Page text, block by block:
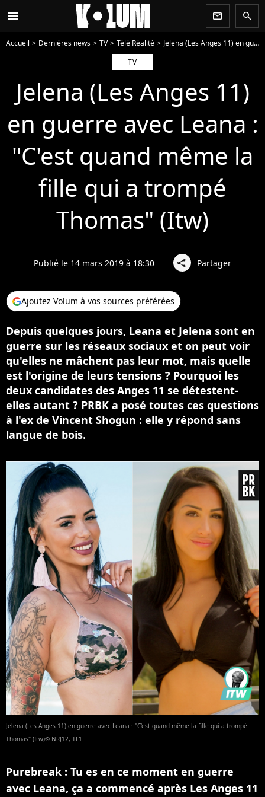
menu newsletter search
Accueil Dernières news TV Télé Réalité
Jelena (Les Anges 11) en guerre avec Leana : "C'est quand même la fille qui a trompé Thomas" (Itw)
TV
Jelena (Les Anges 11)
en guerre avec Leana :
"C'est quand même la
fille qui a trompé
Thomas" (Itw)
Publié le 14 mars 2019 à 18:30 share Partager
Ajoutez Volum à vos sources préférées
Depuis quelques jours, Leana et Jelena sont en
guerre sur les réseaux sociaux et on peut voir
qu'elles ne mâchent pas leur mot, mais quelle
est l'origine de leurs tensions ? Pourquoi les
deux candidates des Anges 11 se détestent-
elles autant ? PRBK a posé toutes ces questions
à l'ex de Vincent Shogun : elle y répond sans
langue de bois.
Jelena (Les Anges 11) en guerre avec Leana : "C'est quand même la fille qui a trompé
Thomas" (Itw)© NRJ12, TF1
Purebreak : Tu es en ce moment en guerre
avec Leana, ça a commencé après Les Anges 11